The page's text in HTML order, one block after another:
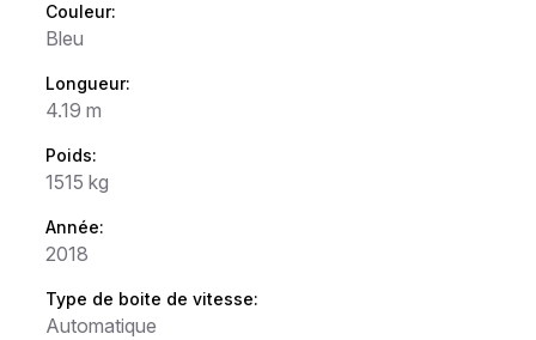
Couleur:
Bleu
Longueur:
4.19 m
Poids:
1515 kg
Année:
2018
Type de boite de vitesse:
Automatique